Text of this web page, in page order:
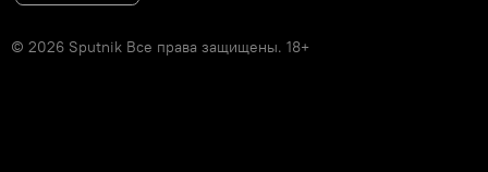
© 2026 Sputnik Все права защищены. 18+